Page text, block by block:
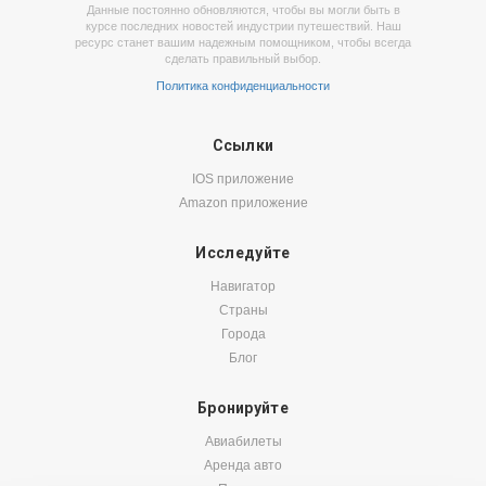
Данные постоянно обновляются, чтобы вы могли быть в
курсе последних новостей индустрии путешествий. Наш
ресурс станет вашим надежным помощником, чтобы всегда
сделать правильный выбор.
Политика конфиденциальности
Ссылки
IOS приложение
Amazon приложение
Исследуйте
Навигатор
Страны
Города
Блог
Бронируйте
Авиабилеты
Аренда авто